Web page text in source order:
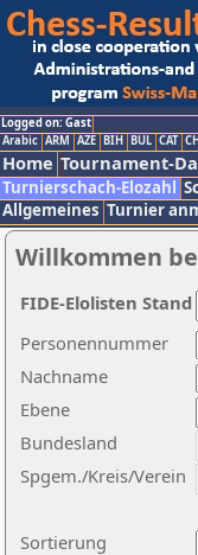
Logged on: Gast
Arabic ARM AZE BIH BUL CAT
Home Tournament-
Turnierschach-Elozahl
Allgemeines Turnier
Willkommen
Nachname
Ebene
Sortierung
Personennummer
Bundesland
Spgem./Kreis/Verein
FIDE-Elolisten Stand